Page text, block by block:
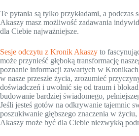
Te pytania są tylko przykładami, a podczas
Akaszy masz możliwość zadawania
dla Ciebie najważniejsze.
Sesje odczytu z Kronik Akaszy to
może przynieść głęboką transformację
poznanie informacji zawartych w
w nasze przeszłe życia, zrozumieć
doświadczeń i uwolnić się od traum i
budowanie bardziej świadomego,
Jeśli jesteś gotów na odkrywanie tajemnic
poszukiwanie głębszego znaczenia w
Akaszy może być dla Ciebie niezwykłą